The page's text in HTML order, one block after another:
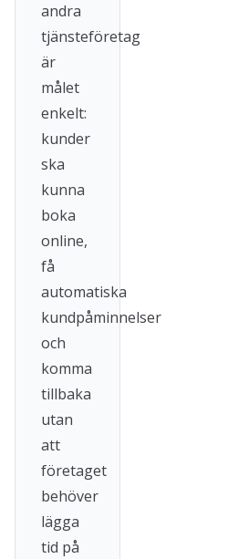
andra
tjänsteföretag
är
målet
enkelt:
kunder
ska
kunna
boka
online,
få
automatiska
kundpåminnelser
och
komma
tillbaka
utan
att
företaget
behöver
lägga
tid på